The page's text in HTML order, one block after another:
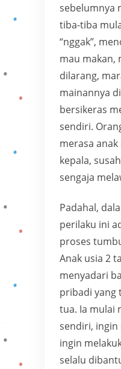
sebelumnya
tiba-tiba
“nggak”,
mau makan,
dilarang,
mainannya
bersikeras
sendiri.
merasa
kepala,
sengaja
Padahal,
perilaku ini
proses
Anak usia 2
menyadari
pribadi yang
tua. Ia mulai
sendiri,
ingin
selalu